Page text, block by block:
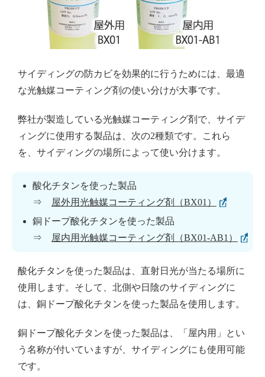
サイディングの防カビを効果的に行うためには、最適
な光触媒コーティング剤の使い分けが大事です。
弊社が製造している光触媒コーティング剤で、サイデ
ィングに使用する製品は、次の2種類です。これら
を、サイディングの場所によって使い分けます。
酸化チタンを使った製品
⇒
屋外用光触媒コーティング剤（BX01）
銅ドープ酸化チタンを使った製品
⇒
屋内用光触媒コーティング剤（BX01-AB1）
酸化チタンを使った製品は、直射日光が当たる場所に
使用します。そして、北側や日陰のサイディングに
は、銅ドープ酸化チタンを使った製品を使用します。
銅ドープ酸化チタンを使った製品は、「屋内用」とい
う名称が付いていますが、サイディングにも使用可能
です。